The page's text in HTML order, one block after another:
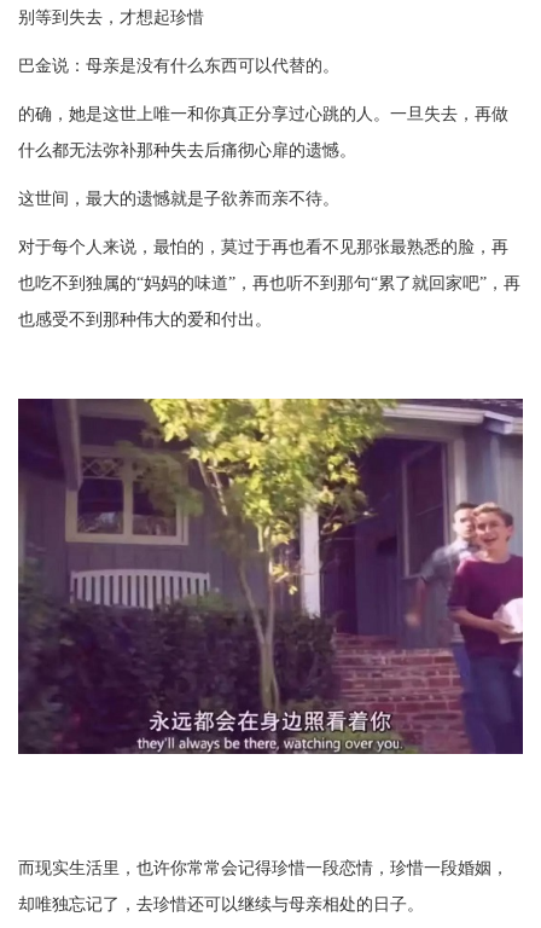
别等到失去，才想起珍惜
巴金说：母亲是没有什么东西可以代替的。
的确，她是这世上唯一和你真正分享过心跳的人。一旦失去，再做
什么都无法弥补那种失去后痛彻心扉的遗憾。
这世间，最大的遗憾就是子欲养而亲不待。
对于每个人来说，最怕的，莫过于再也看不见那张最熟悉的脸，再
也吃不到独属的“妈妈的味道”，再也听不到那句“累了就回家吧”，再
也感受不到那种伟大的爱和付出。
而现实生活里，也许你常常会记得珍惜一段恋情，珍惜一段婚姻，
却唯独忘记了，去珍惜还可以继续与母亲相处的日子。